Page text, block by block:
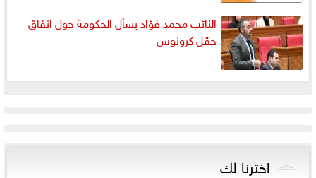
النائب محمد فؤاد يسأل الحكومة حول اتفاق
حقل كرونوس
اخترنا لك